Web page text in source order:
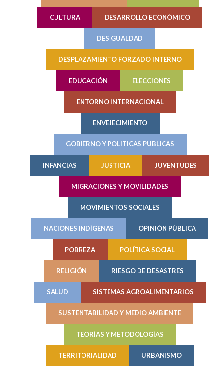
CULTURA DESARROLLO ECONÓMICO
DESIGUALDAD
DESPLAZAMIENTO FORZADO INTERNO
EDUCACIÓN ELECCIONES
ENTORNO INTERNACIONAL
ENVEJECIMIENTO
GOBIERNO Y POLÍTICAS PÚBLICAS
INFANCIAS JUSTICIA JUVENTUDES
MIGRACIONES Y MOVILIDADES
MOVIMIENTOS SOCIALES
NACIONES INDÍGENAS OPINIÓN PÚBLICA
POBREZA POLÍTICA SOCIAL
RELIGIÓN RIESGO DE DESASTRES
SALUD SISTEMAS AGROALIMENTARIOS
SUSTENTABILIDAD Y MEDIO AMBIENTE
TEORÍAS Y METODOLOGÍAS
TERRITORIALIDAD URBANISMO